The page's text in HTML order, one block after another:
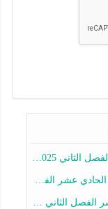
2025-2026
الثاني 2025-2026
2025-2026